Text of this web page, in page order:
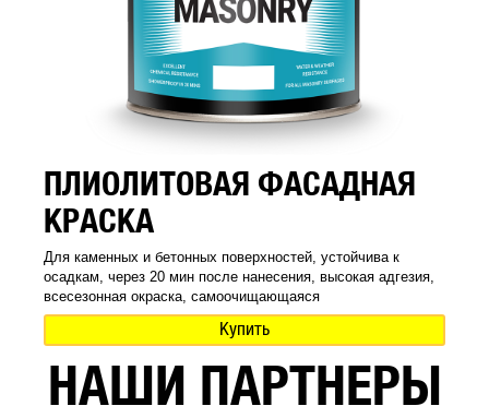
ПЛИОЛИТОВАЯ ФАСАДНАЯ
КРАСКА
Для каменных и бетонных поверхностей, устойчива к
осадкам, через 20 мин после нанесения, высокая адгезия,
всесезонная окраска, самоочищающаяся
Купить
НАШИ ПАРТНЕРЫ